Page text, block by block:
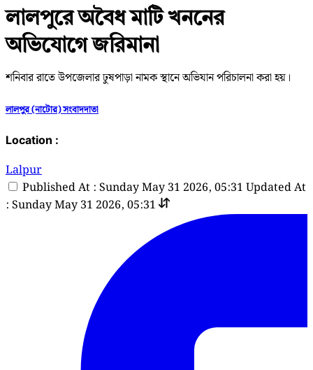
লালপুরে অবৈধ মাটি খননের
অভিযোগে জরিমানা
শনিবার রাতে উপজেলার ঢুষপাড়া নামক স্থানে অভিযান পরিচালনা করা হয়।
লালপুর (নাটোর) সংবাদদাতা
Location :
Lalpur
Published At : Sunday May 31 2026, 05:31 Updated At
: Sunday May 31 2026, 05:31